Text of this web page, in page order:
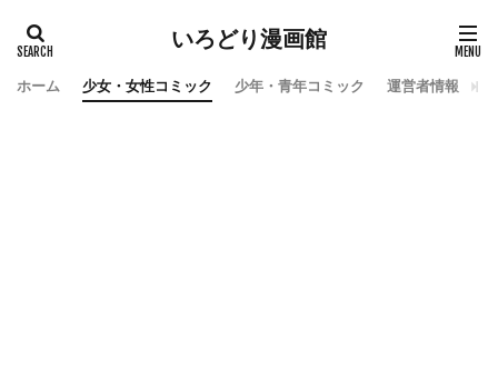
いろどり漫画館
ホーム 少女・女性コミック 少年・青年コミック 運営者情報